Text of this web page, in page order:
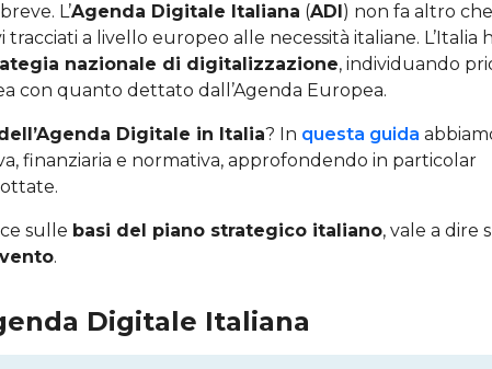
L’Agenda Digitale Italiana (ADI) non fa altro che
a livello europeo alle necessità italiane. L’Italia
nazionale di digitalizzazione, individuando
con quanto dettato dall’Agenda Europea.
Digitale in Italia? In questa guida
finanziaria e normativa, approfondendo in particolar
sulle basi del piano strategico italiano, vale a dire
.
Digitale Italiana